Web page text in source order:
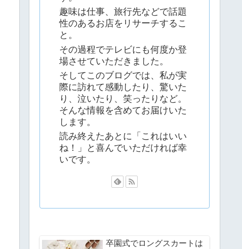
趣味は仕事、旅行先などで話題
性のあるお店をリサーチするこ
と。
その過程でテレビにも何度か登
場させていただきました。
そしてこのブログでは、私が実
際に訪れて感動したり、驚いた
り、泣いたり、笑ったりなど。
そんな情報を含めてお届けいた
します。
読み終えたあとに「これはいい
ね！」と喜んでいただければ幸
いです。
卒園式でロングスカートは